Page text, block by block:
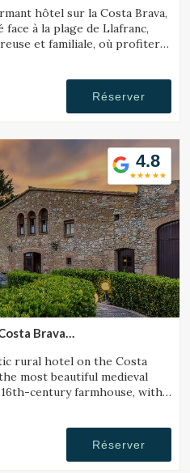
hôtel sur la Costa Brava,
à la plage de Llafranc,
et familiale, où profiter
Réserver
4.8
Brava
rural hotel on the Costa
most beautiful medieval
century farmhouse, with
Réserver